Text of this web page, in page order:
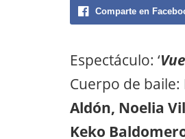
Comparte en
Espectáculo: ‘
Cuerpo de baile:
Aldón, Noelia
Keko